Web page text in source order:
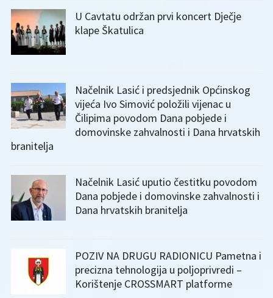
U Cavtatu održan prvi koncert Dječje
klape Škatulica
Načelnik Lasić i predsjednik Općinskog
vijeća Ivo Simović položili vijenac u
Čilipima povodom Dana pobjede i
domovinske zahvalnosti i Dana hrvatskih
branitelja
Načelnik Lasić uputio čestitku povodom
Dana pobjede i domovinske zahvalnosti i
Dana hrvatskih branitelja
POZIV NA DRUGU RADIONICU Pametna i
precizna tehnologija u poljoprivredi –
Korištenje CROSSMART platforme